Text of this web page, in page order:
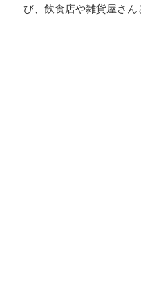
び、飲食店や雑貨屋さん